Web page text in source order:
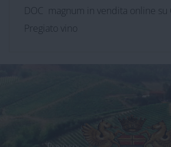
DOC magnum in vendita online su
Pregiato vino